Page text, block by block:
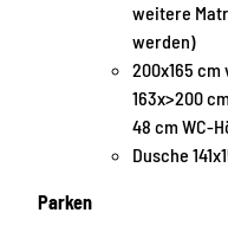
weitere
werden)
200x165
163x>200
48 cm WC-
Dusche
Parken